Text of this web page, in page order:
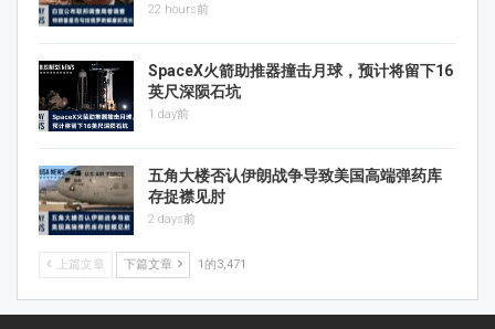
22 hours前
SpaceX火箭助推器撞击月球，预计将留下16
英尺深陨石坑
1 day前
五角大楼否认伊朗战争导致美国高端弹药库
存捉襟见肘
2 days前
上篇文章 下篇文章 1的3,471